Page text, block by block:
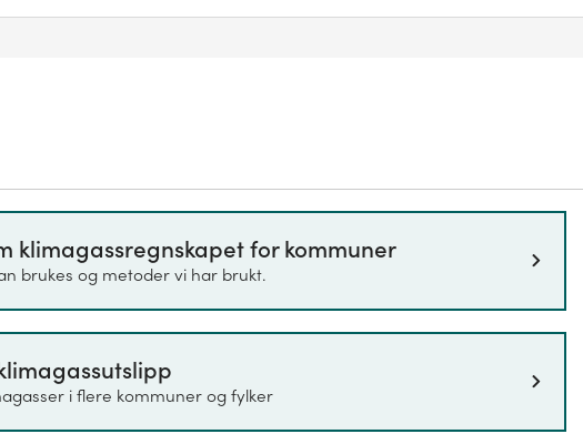
på ulike fabrikker vil være plassert på sektor 'industri, olje og
ikke være inkludert i det kommunefordelte regnskapet.
for kommuner inkluderer utslipp av klimagassene CO2
(HFK) og Svovelheksafluorid (SF6). Utslippstallene vises med
Dette er en måleenhet som brukes for å kunne
ulike klimagasser har på atmosfæren og for
klimagassregnskapet for kommuner
brukes og metoder vi har brukt.
i flere kommuner og fylker